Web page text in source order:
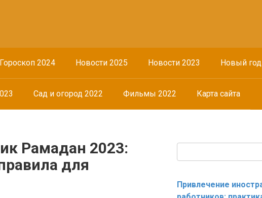
Гороскоп 2024 Новости 2025 Новости 2023 Новый
Сад и огород 2022 Фильмы 2022 Карта сайта
Рамадан 2023:
для
Привлечение